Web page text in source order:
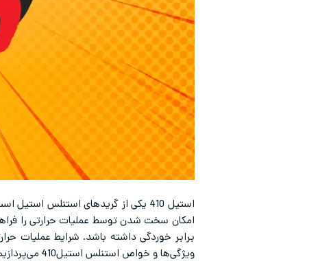
استیل 410 یکی از گریدهای استنلس
برابر خوردگی داشته باشد. شرایط عملیات
ویژگی‌ها و خواص استنلس استیل410 می‌پردازیم.